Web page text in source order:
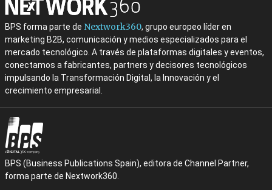
BPS forma parte de Nextwork360, grupo europeo líder en
marketing B2B, comunicación y medios especializados para el
mercado tecnológico. A través de plataformas digitales y eventos,
conectamos a fabricantes, partners y decisores tecnológicos
impulsando la Transformación Digital, la Innovación y el
crecimiento empresarial.
BPS (Business Publications Spain), editora de Channel Partner,
forma parte de Nextwork360.